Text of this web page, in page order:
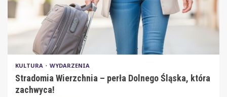
KULTURA WYDARZENIA
Stradomia Wierzchnia – perła Dolnego Śląska, która
zachwyca!